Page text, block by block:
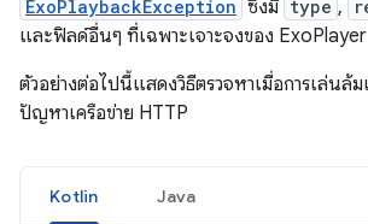
ExoPlaybackException ซึ่งมี type ,
และฟิลด์อื่นๆ ที่เฉพาะเจาะจงของ ExoPlayer
ตัวอย่างต่อไปนี้แสดงวิธีตรวจหาเมื่อการเล่นล้ม
ปัญหาเครือข่าย HTTP
Kotlin Java